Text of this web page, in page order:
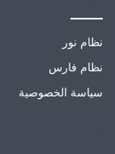
نظام نور
نظام فارس
سياسة الخصوصية